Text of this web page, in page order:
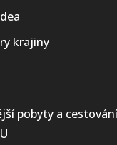
krajiny
pobyty a